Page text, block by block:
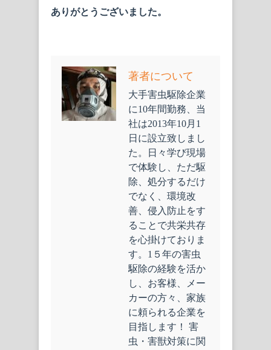
ありがとうございました。
著者について
大手害虫駆除企業
に10年間勤務、当
社は2013年10月1
日に設立致しまし
た。日々学び現場
で体験し、ただ駆
除、処分するだけ
でなく、環境改
善、侵入防止をす
ることで共栄共存
を心掛けておりま
す。1５年の害虫
駆除の経験を活か
し、お客様、メー
カーの方々、家族
に頼られる企業を
目指します！ 害
虫・害獣対策に関